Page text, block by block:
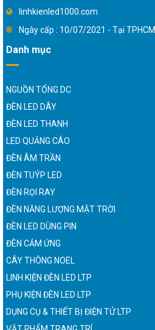
linhkienled1000.com
Ngày cấp : 10/07/2021 - Tại TPHCM
Danh mục
NGUỒN TỔNG DC
ĐÈN LED DÂY
ĐÈN LED THANH
LED QUẢNG CÁO
ĐÈN ÂM TRẦN
ĐÈN TUÝP LED
ĐÈN RỌI RAY
ĐÈN NĂNG LƯỢNG MẶT TRỜI
ĐÈN LED DÙNG PIN
ĐÈN CẢM ỨNG
CÂY THÔNG NOEL
LINH KIỆN ĐÈN LED LTP
PHỤ KIỆN ĐÈN LED LTP
DỤNG CỤ & THIẾT BỊ ĐIỆN TỬ LTP